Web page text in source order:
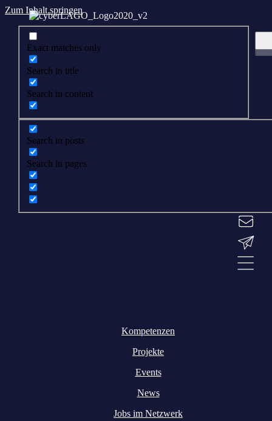
Zum Inhalt springen
Exact matches only
Search in title
Search in content
Search in posts
Search in pages
Kompetenzen
Projekte
Events
News
Jobs im Netzwerk